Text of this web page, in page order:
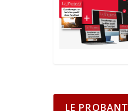
LE PROBANT